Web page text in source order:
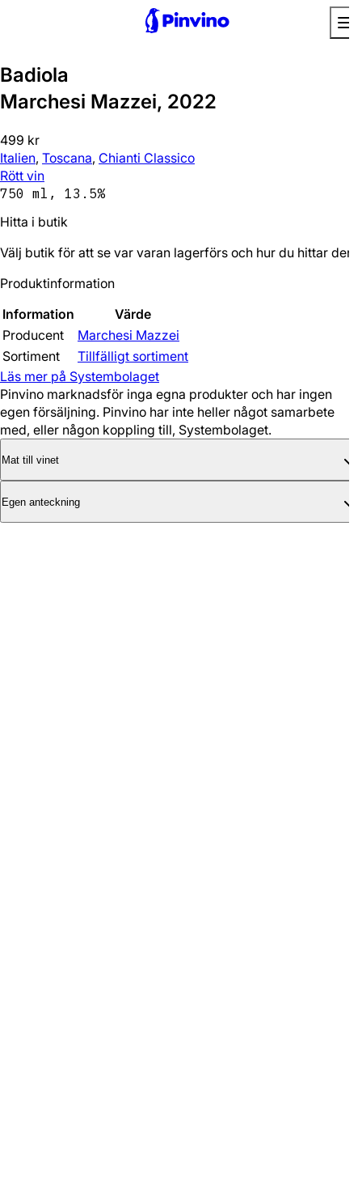
Badiola
Marchesi Mazzei, 2022
499 kr
Italien, Toscana, Chianti Classico
Rött vin
750 ml, 13.5%
Hitta i butik
Välj butik för att se var varan lagerförs och hur du hittar den.
Produktinformation
Information
Värde
Producent
Marchesi Mazzei
Sortiment
Tillfälligt sortiment
Läs mer på Systembolaget
Pinvino marknadsför inga egna produkter och har ingen
egen försäljning. Pinvino har inte heller något samarbete
med, eller någon koppling till, Systembolaget.
Mat till vinet
Egen anteckning